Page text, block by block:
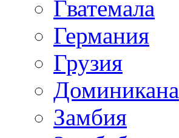
Гватемала
Германия
Грузия
Доминикана
Замбия